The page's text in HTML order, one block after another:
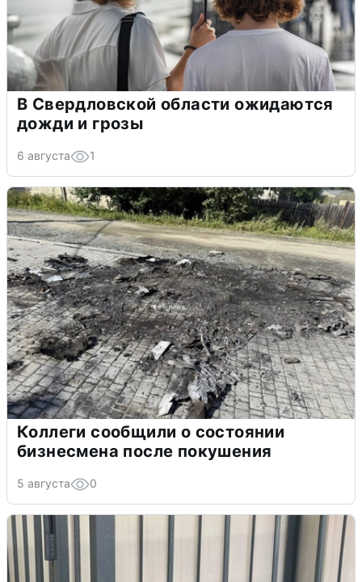
В Свердловской области ожидаются
дожди и грозы
6 августа 1
Коллеги сообщили о состоянии
бизнесмена после покушения
5 августа 0